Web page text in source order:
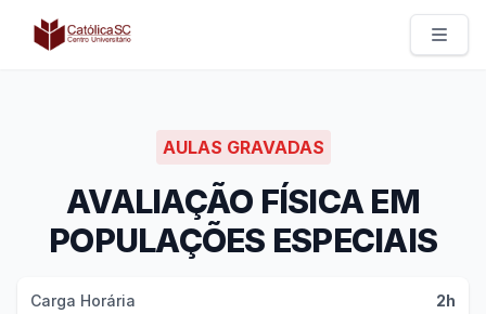
Católica SC | Experts
AULAS GRAVADAS
AVALIAÇÃO FÍSICA EM
POPULAÇÕES ESPECIAIS
Carga Horária 2h